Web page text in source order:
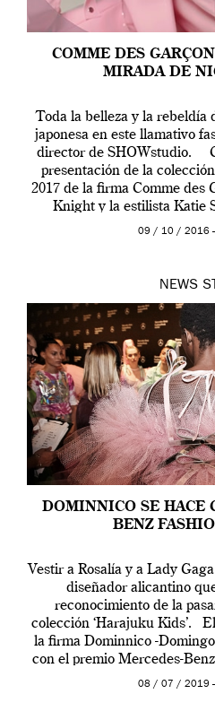
COMME DES
MIRADA DE
Toda la belleza y la rebeldía
japonesa en este llamativo
director de SHOWstudio.
presentación de la
2017 de la firma Comme des
Knight y la estilista Katie
09 / 10 / 2016
NEWS
DOMINNICO SE HACE
BENZ
Vestir a Rosalía y a Lady
diseñador alicantino
reconocimiento de la
colección ‘Harajuku Kids’.
la firma Dominnico -
con el premio Mercedes-
08 / 07 / 2019